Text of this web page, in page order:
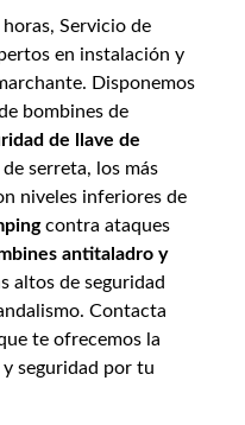
Servicio de
en instalación y
Disponemos
bombines de
de llave de
serreta, los más
niveles inferiores de
contra ataques
antitaladro y
altos de seguridad
Contacta
te ofrecemos la
seguridad por tu